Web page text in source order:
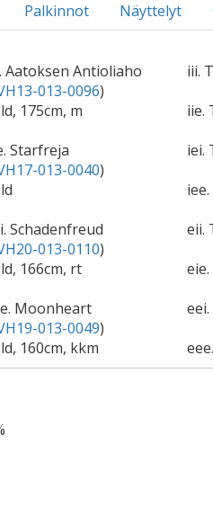
Palkinnot Näyttelyt
Aatoksen Antioliaho
013-0096)
175cm, m
iii.
iie.
Starfreja
013-0040)
iei.
Schadenfreud
013-0110)
166cm, rt
eii.
Moonheart
013-0049)
160cm, kkm